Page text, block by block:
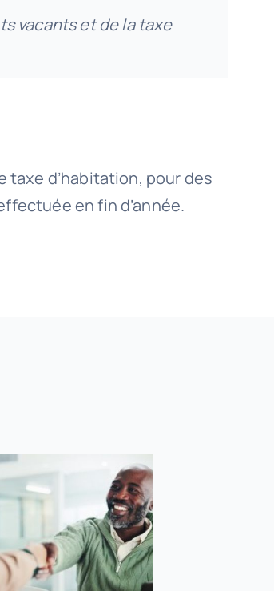
vacants et de la taxe
taxe d’habitation, pour des
en fin d’année.